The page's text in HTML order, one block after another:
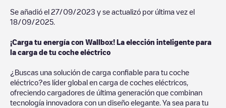
Se añadió el 27/09/2023 y se actualizó por última vez el
18/09/2025
¡Carga tu energía con Wallbox! La elección inteligente para
la carga de tu coche eléctrico
¿Buscas una solución de carga confiable para tu coche
eléctrico?es líder global en carga de coches eléctricos,
ofreciendo cargadores de última generación que combinan
tecnología innovadora con un diseño elegante. Ya sea para tu